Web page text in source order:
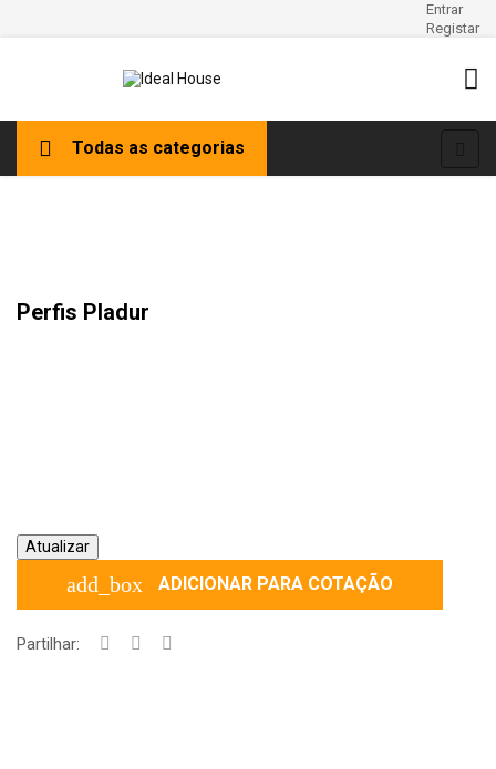
Entrar
Registar
Todas as categorias
Perfis Pladur
add_box ADICIONAR PARA COTAÇÃO
Partilhar: